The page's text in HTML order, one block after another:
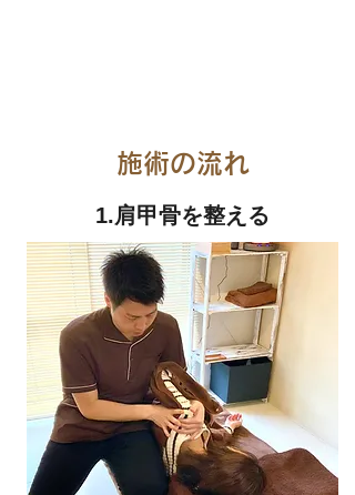
​施術の流れ
1.肩甲骨を整える